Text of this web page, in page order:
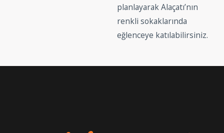
planlayarak Alaçatı’nın
renkli sokaklarında
eğlenceye katılabilirsiniz.